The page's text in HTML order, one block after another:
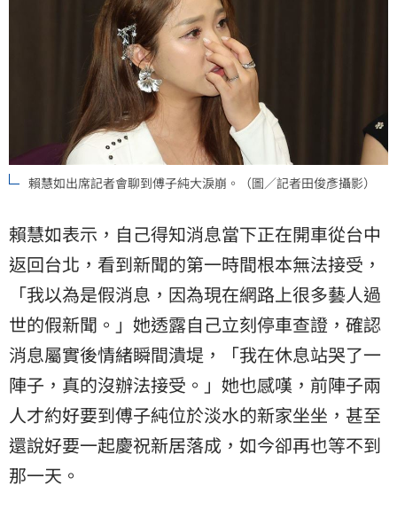
賴慧如出席記者會聊到傅子純大淚崩。（圖／記者田俊彥攝影）
賴慧如表示，自己得知消息當下正在開車從台中
返回台北，看到新聞的第一時間根本無法接受，
「我以為是假消息，因為現在網路上很多藝人過
世的假新聞。」她透露自己立刻停車查證，確認
消息屬實後情緒瞬間潰堤，「我在休息站哭了一
陣子，真的沒辦法接受。」她也感嘆，前陣子兩
人才約好要到傅子純位於淡水的新家坐坐，甚至
還說好要一起慶祝新居落成，如今卻再也等不到
那一天。